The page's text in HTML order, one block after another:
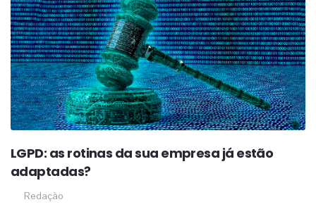
LGPD: as rotinas da sua empresa já estão
adaptadas?
Redação